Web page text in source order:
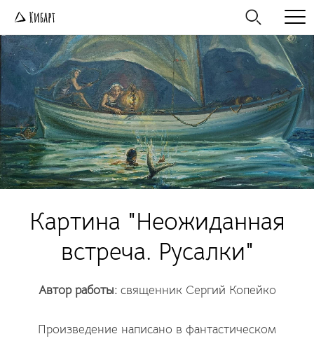
Картина "Неожиданная
встреча. Русалки"
Автор работы:священник Сергий Копейко
Произведение написано в фантастическом